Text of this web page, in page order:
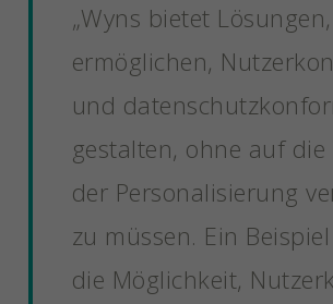
„Wyns bietet
ermöglichen,
und
gestalten, ohne auf die
der Personalisierung
zu müssen. Ein
die Möglichkeit,